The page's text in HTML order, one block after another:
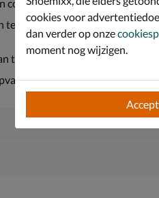
combinatie van leerlook, suede
textiel en is voorzien van een
textiel en zorgt voor een fijne
profiel voor veel grip en
cookies voor
dan verder op onze
moment nog wijzigen.